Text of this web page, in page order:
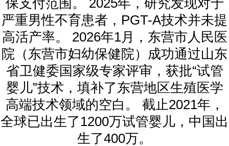
严重男性不育患者，PGT-A技术并未提
高活产率。 2026年1月，东营市人民医
院（东营市妇幼保健院）成功通过山东
省卫健委国家级专家评审，获批“试管
婴儿”技术，填补了东营地区生殖医学
高端技术领域的空白。 截止2021年，
全球已出生了1200万试管婴儿，中国出
生了400万。